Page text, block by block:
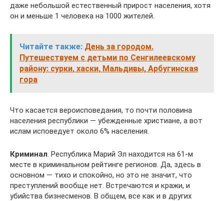
даже небольшой естественный прирост населения, хотя
он и меньше 1 человека на 1000 жителей.
Читайте также: День за городом.
Путешествуем с детьми по Сенгилеевскому
району: сурки, хаски, Мальдивы, Арбугинская
гора
Что касается вероисповедания, то почти половина
населения республики — убежденные христиане, а вот
ислам исповедует около 6% населения.
Криминал. Республика Марий Эл находится на 61-м
месте в криминальном рейтинге регионов. Да, здесь в
основном — тихо и спокойно, но это не значит, что
преступлений вообще нет. Встречаются и кражи, и
убийства бизнесменов. В общем, все как и в других